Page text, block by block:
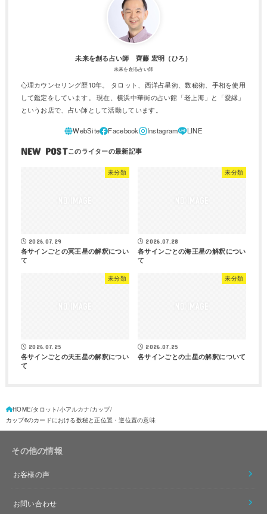
未来を創る占い師 齊藤 宏明（ひろ）
未来を創る占い師
心理カウンセリング歴10年。 タロット、西洋占星術、数秘術、手相を使用
して鑑定をしています。 現在、横浜中華街の占い館「老上海」と「愛縁」
というお店で、占い師として活動しています。
NEW POST
未分類
2026.07.29
各サインごとの冥王星の解釈につい
て
未分類
2026.07.28
各サインごとの海王星の解釈につい
て
未分類
2026.07.25
各サインごとの天王星の解釈につい
て
未分類
2026.07.25
各サインごとの土星の解釈について
HOME タロット 小アルカナ カップ
カップ6のカードにおける数秘と正位置・逆位置の意味
その他の情報
お客様の声
お問い合わせ